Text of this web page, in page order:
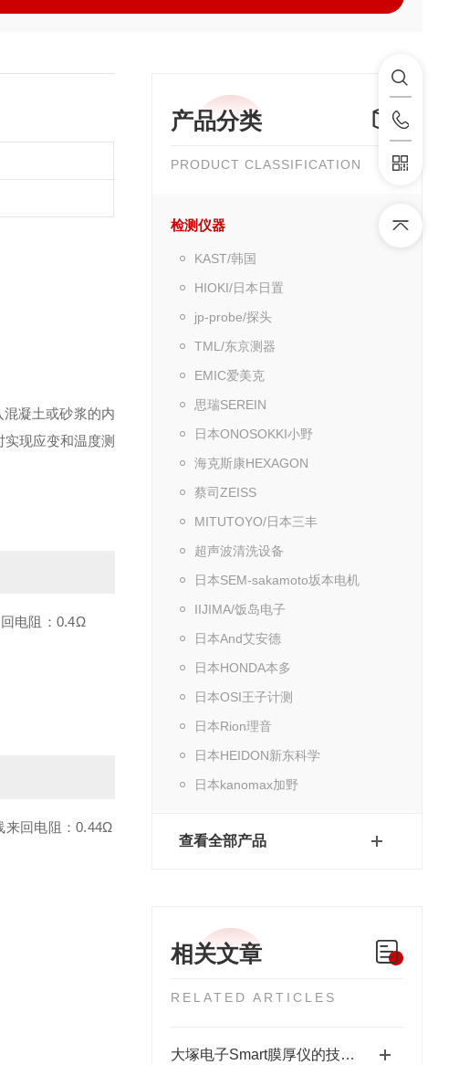
产品分类
PRODUCT CLASSIFICATION
检测仪器
KAST/韩国
HIOKI/日本日置
jp-probe/探头
TML/东京测器
EMIC爱美克
思瑞SEREIN
日本ONOSOKKI小野
海克斯康HEXAGON
蔡司ZEISS
MITUTOYO/日本三丰
超声波清洗设备
日本SEM-sakamoto坂本电机
IIJIMA/饭岛电子
日本And艾安德
日本HONDA本多
日本OSI王子计测
日本Rion理音
日本HEIDON新东科学
日本kanomax加野
查看全部产品
相关文章
RELATED ARTICLES
大塚电子Smart膜厚仪的技术特点与应用优势
凝土或砂浆的内
现应变和温度测
电阻：0.4Ω
来回电阻：0.44Ω